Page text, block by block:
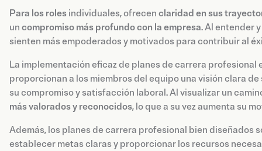
Para los roles individuales, ofrecen claridad en sus
un compromiso más profundo con la empresa. Al entender
sienten más empoderados y motivados para contribuir al
La implementación eficaz de planes de carrera
proporcionan a los miembros del equipo una visión clara de
su compromiso y satisfacción laboral. Al visualizar un
más valorados y reconocidos, lo que a su vez aumenta su
Además, los planes de carrera profesional bien diseñados
establecer metas claras y proporcionar los recursos